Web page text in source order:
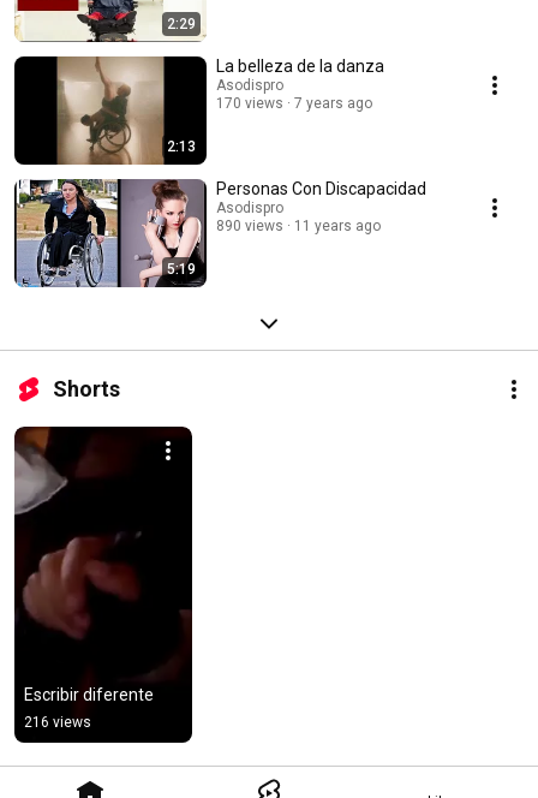
2:29
2:13
La belleza de la danza
Asodispro
170 views
7 years ago
5:19
Personas Con Discapacidad
Asodispro
890 views
11 years ago
Shorts
Escribir diferente
216 views